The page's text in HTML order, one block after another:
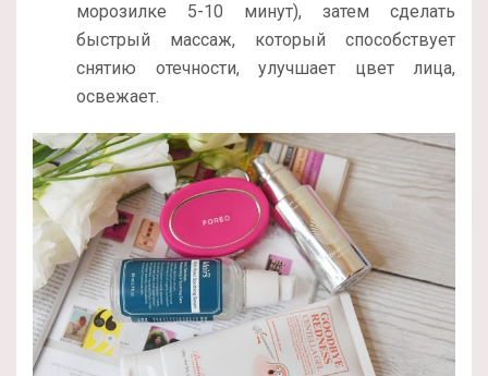
морозилке 5-10 минут), затем сделать
быстрый массаж, который способствует
снятию отечности, улучшает цвет лица,
освежает.